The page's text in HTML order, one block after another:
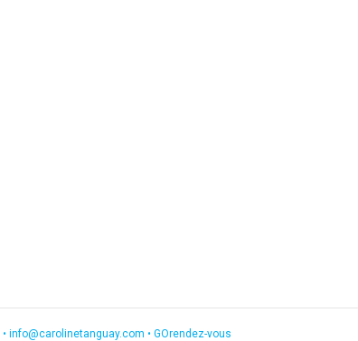
• info@carolinetanguay.com • GOrendez-vous